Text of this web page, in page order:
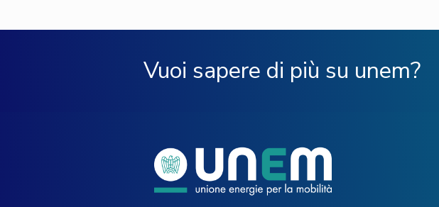
Vuoi sapere di più su unem?